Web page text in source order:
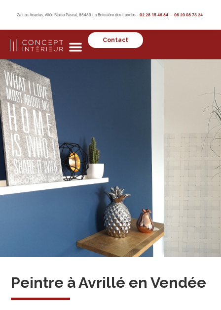
Za Les Acacias, Allée Blaise Pascal, 85430 La Boissière-des-Landes – 02 28 15 46 84 – 06 20 08 73 24
Contact
Peintre à Avrillé en Vendée